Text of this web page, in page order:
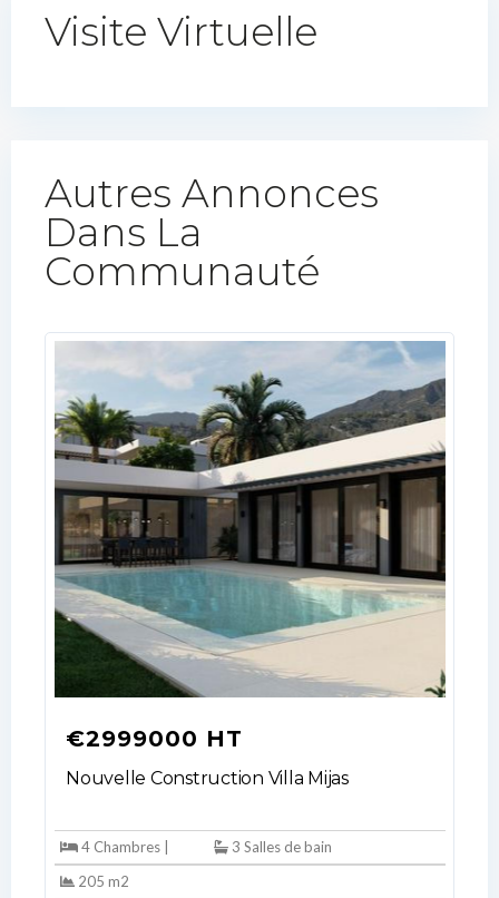
Visite Virtuelle
Autres Annonces
Dans La
Communauté​
€2999000 HT
Nouvelle Construction Villa Mijas
4 Chambres |
3 Salles de bain
205 m2